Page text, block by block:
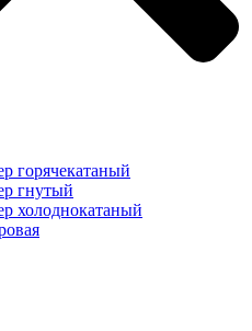
горячекатаный
гнутый
холоднокатаный